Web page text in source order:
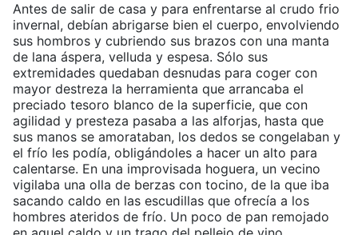
Antes de salir de casa y para enfrentarse al crudo frio
invernal, debían abrigarse bien el cuerpo, envolviendo
sus hombros y cubriendo sus brazos con una manta
de lana áspera, velluda y espesa. Sólo sus
extremidades quedaban desnudas para coger con
mayor destreza la herramienta que arrancaba el
preciado tesoro blanco de la superficie, que con
agilidad y presteza pasaba a las alforjas, hasta que
sus manos se amorataban, los dedos se congelaban y
el frío les podía, obligándoles a hacer un alto para
calentarse. En una improvisada hoguera, un vecino
vigilaba una olla de berzas con tocino, de la que iba
sacando caldo en las escudillas que ofrecía a los
hombres ateridos de frío. Un poco de pan remojado